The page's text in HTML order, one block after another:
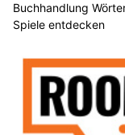
Buchhandlung
Spiele entdecken